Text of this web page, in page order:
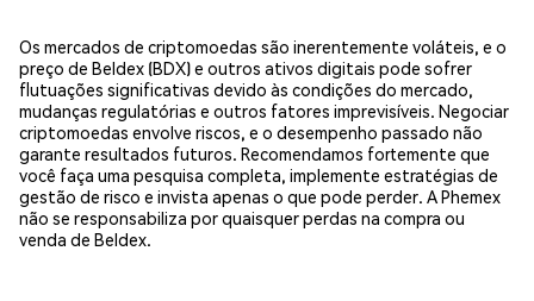
Os mercados de criptomoedas são inerentemente voláteis, e o
preço de Beldex (BDX) e outros ativos digitais pode sofrer
flutuações significativas devido às condições do mercado,
mudanças regulatórias e outros fatores imprevisíveis. Negociar
criptomoedas envolve riscos, e o desempenho passado não
garante resultados futuros. Recomendamos fortemente que
você faça uma pesquisa completa, implemente estratégias de
gestão de risco e invista apenas o que pode perder. A Phemex
não se responsabiliza por quaisquer perdas na compra ou
venda de Beldex.